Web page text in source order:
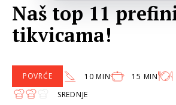
Naš top 11
tikvicama!
POVRĆE 10 MIN 15 MIN
SREDNJE